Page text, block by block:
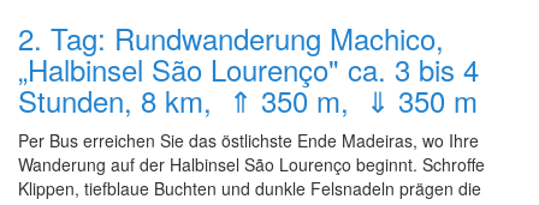
2. Tag: Rundwanderung Machico,
„Halbinsel São Lourenço" ca. 3 bis 4
Stunden, 8 km, ⇑ 350 m, ⇓ 350 m
Per Bus erreichen Sie das östlichste Ende Madeiras, wo Ihre
Wanderung auf der Halbinsel São Lourenço beginnt. Schroffe
Klippen, tiefblaue Buchten und dunkle Felsnadeln prägen die